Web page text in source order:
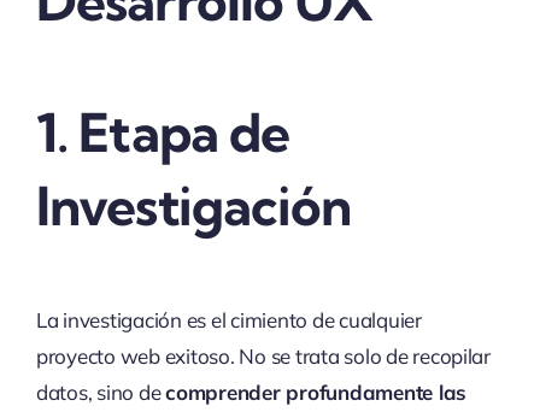
1. Etapa de
Investigación
La investigación es el cimiento de cualquier
proyecto web exitoso. No se trata solo de recopilar
datos, sino decomprender profundamente las